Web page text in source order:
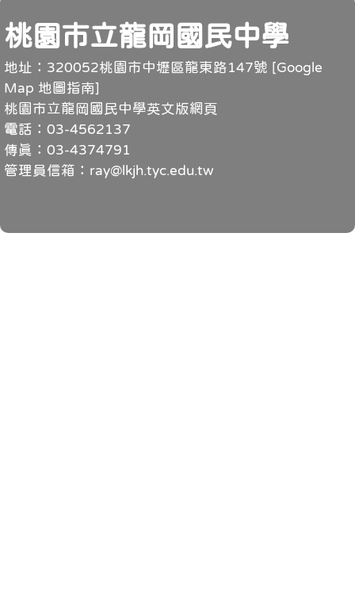
頁尾
桃園市立龍岡國民中學
地址：320052桃園市中壢區龍東路147號 [Google
Map 地圖指南]
桃園市立龍岡國民中學英文版網頁
電話：03-4562137
傳真：03-4374791
管理員信箱：ray@lkjh.tyc.edu.tw